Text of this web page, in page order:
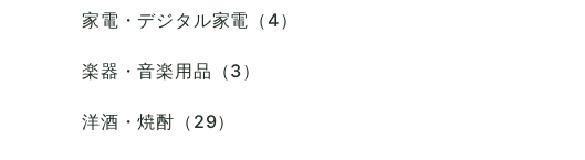
家電・デジタル家電（4）
楽器・音楽用品（3）
洋酒・焼酎（29）